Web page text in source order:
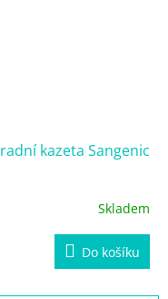
kazeta Sangenic
Skladem
Do košíku